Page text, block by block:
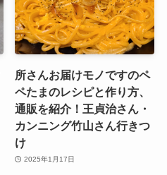
所さんお届けモノですのペ
ペたまのレシピと作り方、
通販を紹介！王貞治さん・
カンニング竹山さん行きつ
け
2025年1月17日